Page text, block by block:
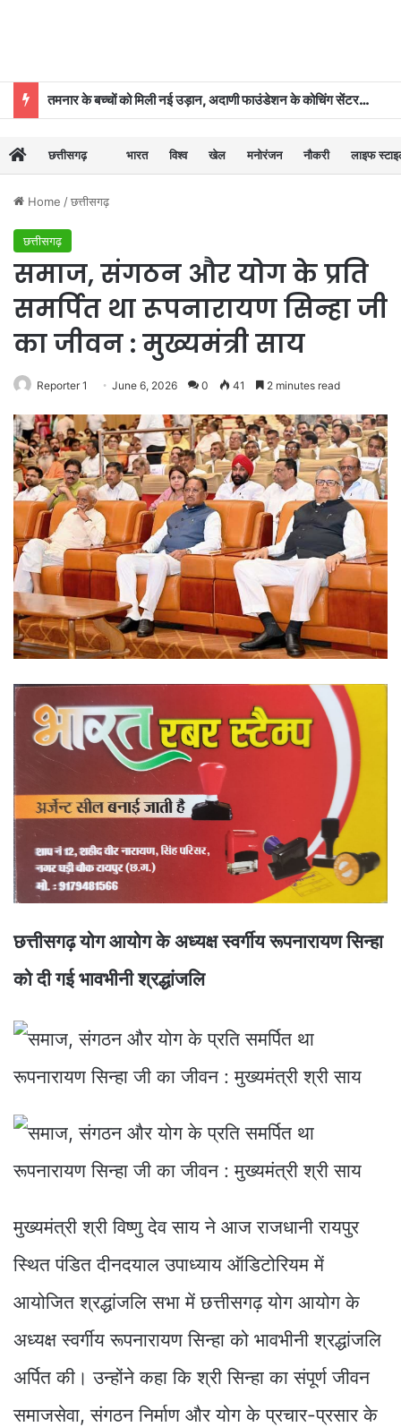
तमनार के बच्चों को मिली नई उड़ान, अदाणी फाउंडेशन के कोचिंग सेंटर से 39 का चयन
छत्तीसगढ़ भारत विश्व खेल मनोरंजन नौकरी लाइफ
Home /छत्तीसगढ़
छत्तीसगढ़
समाज, संगठन और योग के प्रति
समर्पित था रूपनारायण सिन्हा जी
का जीवन : मुख्यमंत्री साय
Reporter 1 June 6, 2026 0 41 2 minutes read
छत्तीसगढ़ योग आयोग के अध्यक्ष स्वर्गीय रूपनारायण सिन्हा
को दी गई भावभीनी श्रद्धांजलि
मुख्यमंत्री श्री विष्णु देव साय ने आज राजधानी रायपुर
स्थित पंडित दीनदयाल उपाध्याय ऑडिटोरियम में
आयोजित श्रद्धांजलि सभा में छत्तीसगढ़ योग आयोग के
अध्यक्ष स्वर्गीय रूपनारायण सिन्हा को भावभीनी श्रद्धांजलि
अर्पित की। उन्होंने कहा कि श्री सिन्हा का संपूर्ण जीवन
समाजसेवा, संगठन निर्माण और योग के प्रचार-प्रसार के